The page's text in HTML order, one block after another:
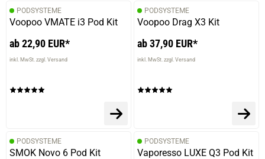
PODSYSTEME
Voopoo VMATE i3 Pod Kit
ab 22,90 EUR*
inkl. MwSt. zzgl. Versand
PODSYSTEME
Voopoo Drag X3 Kit
ab 37,90 EUR*
inkl. MwSt. zzgl. Versand
PODSYSTEME
SMOK Novo 6 Pod Kit
PODSYSTEME
Vaporesso LUXE Q3 Pod Kit